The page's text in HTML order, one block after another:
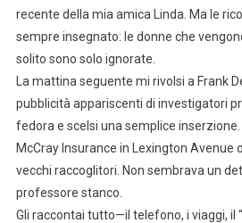
recente della mia amica Linda. Ma le
sempre insegnato: le donne che
solito sono solo ignorate.
La mattina seguente mi rivolsi a Frank
pubblicità appariscenti di investigatori
fedora e scelsi una semplice
McCray Insurance in Lexington Avenue
vecchi raccoglitori. Non sembrava un
professore stanco.
Gli raccontai tutto—il telefono, i viaggi, il